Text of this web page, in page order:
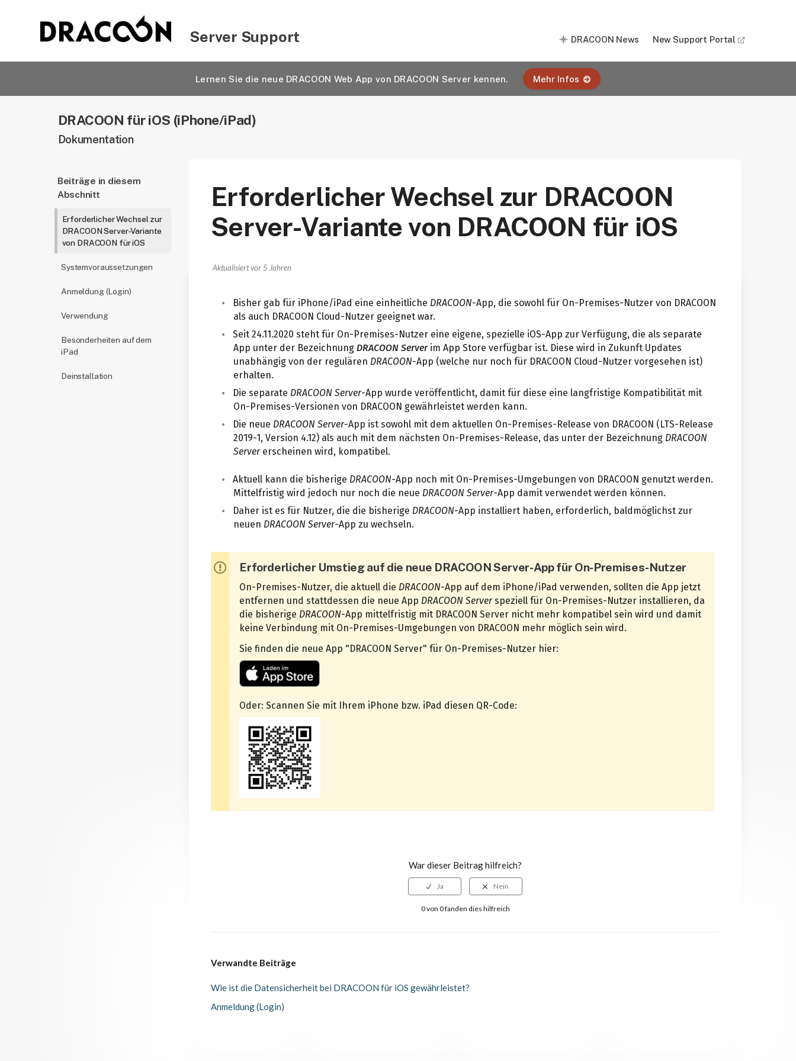
Server Support DRACOON News New Support Portal
Lernen Sie die neue DRACOON Web App von DRACOON Server kennen. Mehr Infos
DRACOON für iOS (iPhone/iPad)
Dokumentation
Beiträge in diesem
Abschnitt
Erforderlicher Wechsel zur
DRACOON Server-Variante
von DRACOON für iOS
Systemvoraussetzungen
Anmeldung (Login)
Verwendung
Besonderheiten auf dem
iPad
Deinstallation
Erforderlicher Wechsel zur DRACOON
Server-Variante von DRACOON für iOS
Aktualisiertvor 5 Jahren
Bisher gab für iPhone/iPad eine einheitliche DRACOON-App, die sowohl für On-Premises-Nutzer von DRACOON
als auch DRACOON Cloud-Nutzer geeignet war.
Seit 24.11.2020 steht für On-Premises-Nutzer eine eigene, spezielle iOS-App zur Verfügung, die als separate
App unter der Bezeichnung DRACOON Serverim App Store verfügbar ist. Diese wird in Zukunft Updates
unabhängig von der regulären DRACOON-App (welche nur noch für DRACOON Cloud-Nutzer vorgesehen ist)
erhalten.
Die separate DRACOON Server-App wurde veröffentlicht, damit für diese eine langfristige Kompatibilität mit
On-Premises-Versionen von DRACOON gewährleistet werden kann.
Die neue DRACOON Server-App ist sowohl mit dem aktuellen On-Premises-Release von DRACOON (LTS-Release
2019-1, Version 4.12) als auch mit dem nächsten On-Premises-Release, das unter der Bezeichnung DRACOON
Servererscheinen wird, kompatibel.
Aktuell kann die bisherige DRACOON-App noch mit On-Premises-Umgebungen von DRACOON genutzt werden.
Mittelfristig wird jedoch nur noch die neue DRACOON Server-App damit verwendet werden können.
Daher ist es für Nutzer, die die bisherige DRACOON-App installiert haben, erforderlich, baldmöglichst zur
neuen DRACOON Server-App zu wechseln.
Erforderlicher Umstieg auf die neue DRACOON Server-App für On-Premises-Nutzer
On-Premises-Nutzer, die aktuell die DRACOON-App auf dem iPhone/iPad verwenden, sollten die App jetzt
entfernen und stattdessen die neue App DRACOON Serverspeziell für On-Premises-Nutzer installieren, da
die bisherige DRACOON-App mittelfristig mit DRACOON Server nicht mehr kompatibel sein wird und damit
keine Verbindung mit On-Premises-Umgebungen von DRACOON mehr möglich sein wird.
Sie finden die neue App "DRACOON Server" für On-Premises-Nutzer hier:
Oder: Scannen Sie mit Ihrem iPhone bzw. iPad diesen QR-Code:
War dieser Beitrag hilfreich?
0 von 0 fanden dies hilfreich
Verwandte Beiträge
Wie ist die Datensicherheit bei DRACOON für iOS gewährleistet?
Anmeldung (Login)